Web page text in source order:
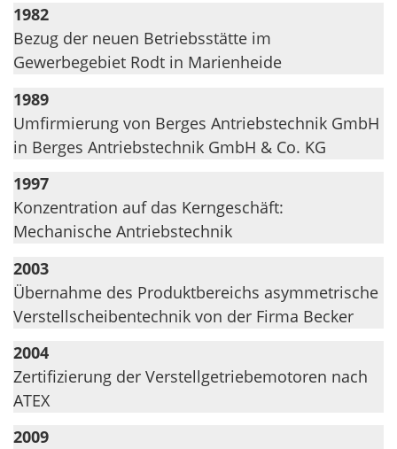
1982
Bezug der neuen Betriebsstätte im
Gewerbegebiet Rodt in Marienheide
1989
Umfirmierung von Berges Antriebstechnik GmbH
in Berges Antriebstechnik GmbH & Co. KG
1997
Konzentration auf das Kerngeschäft:
Mechanische Antriebstechnik
2003
Übernahme des Produktbereichs asymmetrische
Verstellscheibentechnik von der Firma Becker
2004
Zertifizierung der Verstellgetriebemotoren nach
ATEX
2009